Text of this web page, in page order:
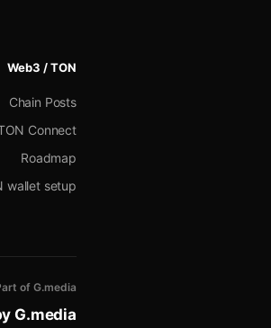
Web3 / TON
Chain Posts
Connect
Roadmap
wallet setup
of G.media
G.media